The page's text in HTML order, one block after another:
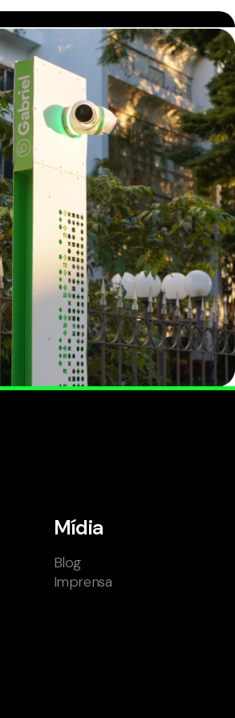
Mídia
Blog
Imprensa